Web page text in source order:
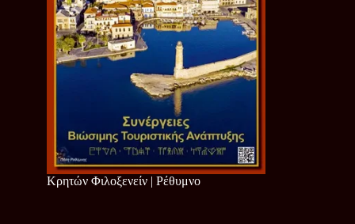
Κρητών Φιλοξενείν | Ρέθυμνο